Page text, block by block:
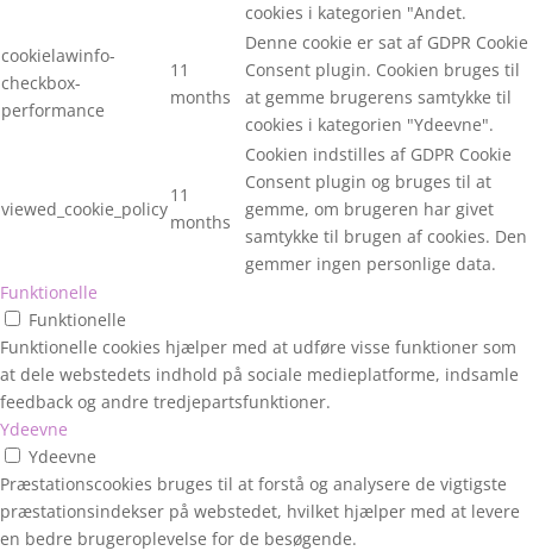
cookies i kategorien "Andet.
cookielawinfo-
checkbox-
performance
11
months
Denne cookie er sat af GDPR Cookie
Consent plugin. Cookien bruges til
at gemme brugerens samtykke til
cookies i kategorien "Ydeevne".
viewed_cookie_policy
11
months
Cookien indstilles af GDPR Cookie
Consent plugin og bruges til at
gemme, om brugeren har givet
samtykke til brugen af cookies. Den
gemmer ingen personlige data.
Funktionelle
Funktionelle
Funktionelle cookies hjælper med at udføre visse funktioner som
at dele webstedets indhold på sociale medieplatforme, indsamle
feedback og andre tredjepartsfunktioner.
Ydeevne
Ydeevne
Præstationscookies bruges til at forstå og analysere de vigtigste
præstationsindekser på webstedet, hvilket hjælper med at levere
en bedre brugeroplevelse for de besøgende.